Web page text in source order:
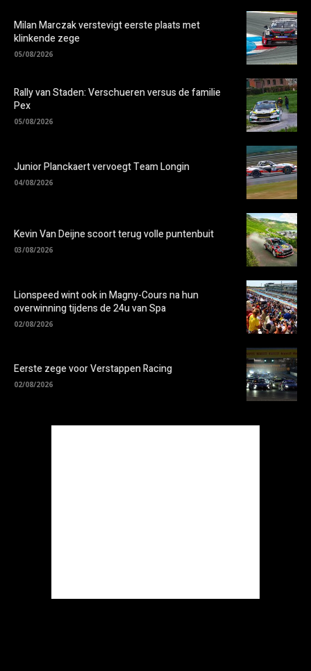
Milan Marczak verstevigt eerste plaats met
klinkende zege
05/08/2026
Rally van Staden: Verschueren versus de familie
Pex
05/08/2026
Junior Planckaert vervoegt Team Longin
04/08/2026
Kevin Van Deijne scoort terug volle puntenbuit
03/08/2026
Lionspeed wint ook in Magny-Cours na hun
overwinning tijdens de 24u van Spa
02/08/2026
Eerste zege voor Verstappen Racing
02/08/2026